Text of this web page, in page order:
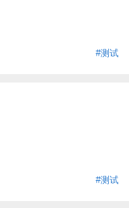
#测试
#测试